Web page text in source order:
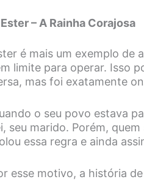
Ester – A Rainha Corajosa
é mais um exemplo de
limite para operar. Isso
mas foi exatamente
o seu povo estava
seu marido. Porém,
essa regra e ainda
esse motivo, a história de